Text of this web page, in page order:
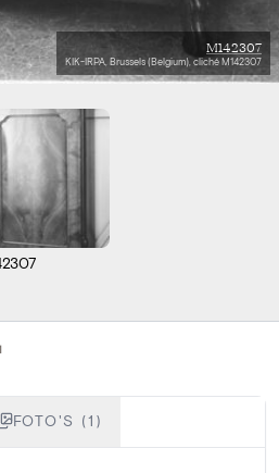
M142307
KIK-IRPA, Brussels (Belgium), cliché M142307
FOTO'S (1)